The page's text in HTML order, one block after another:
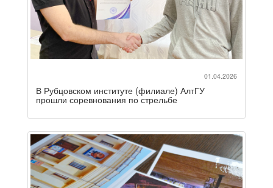
01.04.2026
В Рубцовском институте (филиале) АлтГУ
прошли соревнования по стрельбе